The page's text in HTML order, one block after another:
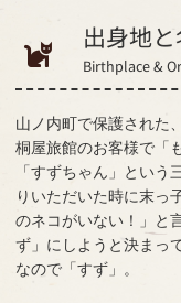
出身地
Birthplace &
山ノ内町で保護された
桐屋旅館のお客様で「
「すずちゃん」という
りいただいた時に末っ
のネコがいない！」と
ず」にしようと決まっ
なので「すず」。